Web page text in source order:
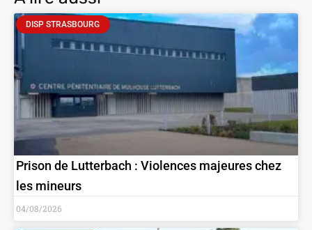
DISP STRASBOURG
Prison de Lutterbach : Violences majeures chez
les mineurs
04/08/2026